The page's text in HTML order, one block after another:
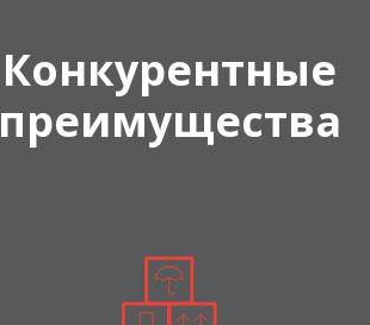
Конкурентные
преимущества